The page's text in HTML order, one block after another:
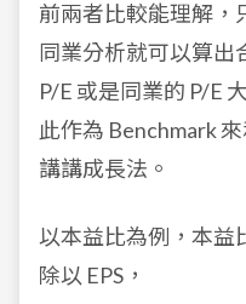
前兩者比較能理解，
同業分析就可以算出
P/E 或是同業的 P/E
此作為 Benchmark
講講成長法。
以本益比為例，本益
除以 EPS，